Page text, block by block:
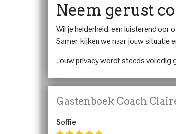
Neem gerust
Wil je helderheid, een luisterend oor
Samen kijken we naar jouw situatie
Jouw privacy wordt steeds volledig
Gastenboek Coach
Soffie